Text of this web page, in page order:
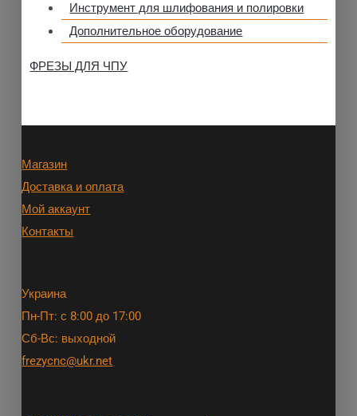
Инструмент для шлифования и полировки
Дополнительное оборудование
ФРЕЗЫ ДЛЯ ЧПУ
Магазин
Доставка и оплата
Мой аккаунт
Контакты
Украина
Пн-Пт: с 8:00 до 17:00
Сб-Вс: выходной
frezycnc@ukr.net